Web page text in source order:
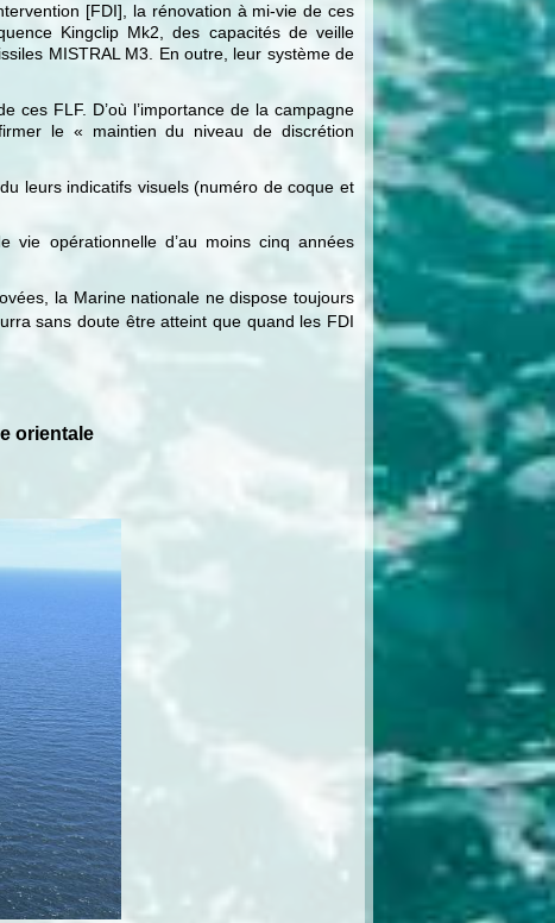
[FDI], la rénovation à mi-vie de ces
Kingclip Mk2, des capacités de veille
MISTRAL M3. En outre, leur système de
ces FLF. D’où l’importance de la campagne
le « maintien du niveau de discrétion
leurs indicatifs visuels (numéro de coque et
opérationnelle d’au moins cinq années
la Marine nationale ne dispose toujours
sans doute être atteint que quand les FDI
orientale